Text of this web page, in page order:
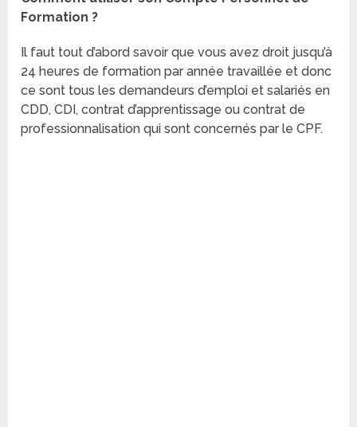
Formation ?
Il faut tout d’abord savoir que vous avez droit jusqu’à
24 heures de formation par année travaillée et donc
ce sont tous les demandeurs d’emploi et salariés en
CDD, CDI, contrat d’apprentissage ou contrat de
professionnalisation qui sont concernés par le CPF.